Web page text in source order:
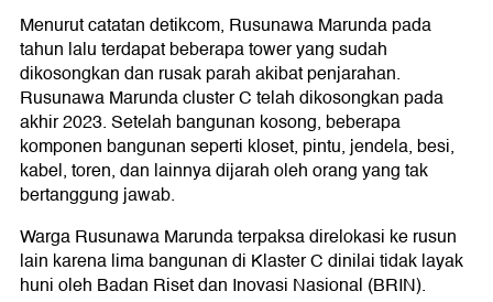
Menurut catatan detikcom, Rusunawa Marunda pada
tahun lalu terdapat beberapa tower yang sudah
dikosongkan dan rusak parah akibat penjarahan.
Rusunawa Marunda cluster C telah dikosongkan pada
akhir 2023. Setelah bangunan kosong, beberapa
komponen bangunan seperti kloset, pintu, jendela, besi,
kabel, toren, dan lainnya dijarah oleh orang yang tak
bertanggung jawab.
Warga Rusunawa Marunda terpaksa direlokasi ke rusun
lain karena lima bangunan di Klaster C dinilai tidak layak
huni oleh Badan Riset dan Inovasi Nasional (BRIN).